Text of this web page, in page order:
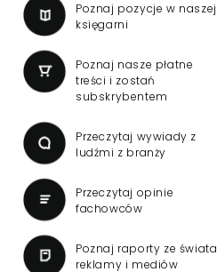
Poznaj pozycje w naszej
księgarni
Poznaj nasze płatne
treści i zostań
subskrybentem
Przeczytaj wywiady z
ludźmi z branży
Przeczytaj opinie
fachowców
Poznaj raporty ze świata
reklamy i mediów